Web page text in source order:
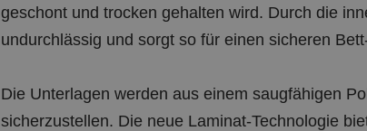
geschont und trocken gehalten wird. Durch die
undurchlässig und sorgt so für einen sicheren
Die Unterlagen werden aus einem saugfähigen
sicherzustellen. Die neue Laminat-Technologie